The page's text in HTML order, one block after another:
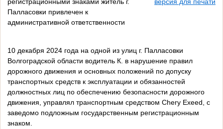
Палласовки привлечен к
административной ответственности
10 декабря 2024 года на одной из улиц г. Палласовки
Волгоградской области водитель К. в нарушение правил
дорожного движения и основных положений по допуску
транспортных средств к эксплуатации и обязанностей
должностных лиц по обеспечению безопасности дорожного
движения, управлял транспортным средством Chery Exeed, с
заведомо подложным государственным регистрационным
знаком.